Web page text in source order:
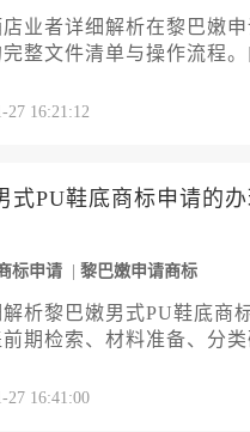
业者详细解析在黎巴嫩
整文件清单与操作流程
关键环节，帮助企业高效
27 16:21:12
式PU鞋底商标申请的
标申请 黎巴嫩申请商标
析黎巴嫩男式PU鞋底商
期检索、材料准备、分
际注册难点，提供本土化
27 16:41:00